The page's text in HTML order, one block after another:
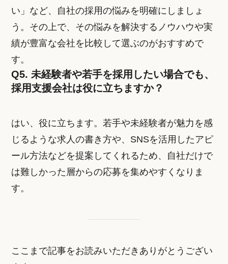
い」など、自社の採用の悩みを明確にしましょ
う。その上で、その悩みを解決するノウハウや実
績が豊富な会社を比較して選ぶのがおすすめで
す。
Q5. 未経験者や若手を採用したい場合でも、
採用支援会社は役に立ちますか？
はい、役に立ちます。若手や未経験者が魅力を感
じるような求人の書き方や、SNSを活用したアピ
ール方法などを提案してくれるため、自社だけで
は難しかった層からの応募を集めやすくなりま
す。
ここまで記事をお読みいただきありがとうござい